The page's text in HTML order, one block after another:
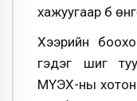
хажуугаар бүү
Хээрийн
гэдэг шиг
МҮЭХ-ны